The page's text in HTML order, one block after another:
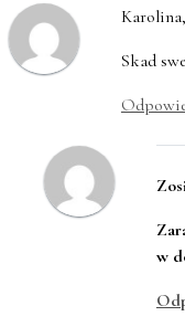
Karolina,
Skad
w